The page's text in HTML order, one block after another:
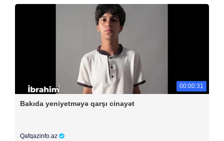
00:00:31
Bakıda yeniyetməyə qarşı cinayət
Qafqazinfo.az